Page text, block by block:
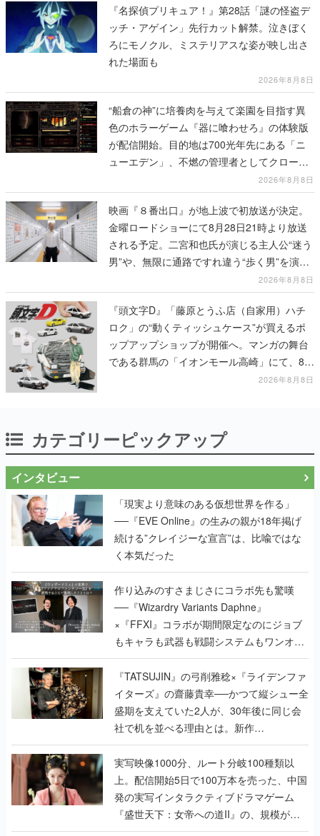
『名探偵プリキュア！』第28話「謎の怪盗デ
ッチ・アゲイン」先行カット解禁。泣きぼく
ろにモノクル、ミステリアスな姿が映し出さ
れた場面も
2026年8月8日
“船倉の神”に培養肉を与えて楽園を目指す異
色のホラーゲーム『器に喰わせろ』の体験版
が配信開始。目的地は700光年先にある「ニ
ューエデン」、不燃の管理者としてクローン
人間を増やし、加工して神に捧げる2026年8月8日
映画『８番出口』が地上波で初放送が決定。
金曜ロードショーにて8月28日21時より放送
される予定。二宮和也氏が演じる主人公“迷う
男”や、無限に通路ですれ違う“歩く男”を演じ
2026年8月8日
『頭文字D』「藤原とうふ店（自家用）ハチ
ロク」の“動くティッシュケース”が買えるポ
ップアップショップが開催へ。マンガの舞台
である群馬の「イオンモール高崎」にて、8月
11日から8月20日までの期間限定で開催予定
2026年8月8日
カテゴリーピックアップ
インタビュー
「現実より意味のある仮想世界を作る」
──『EVE Online』の生みの親が18年掲げ
続ける”クレイジーな宣言”は、比喩ではな
く本気だった
作り込みのすさまじさにコラボ先も驚嘆
──『Wizardry Variants Daphne』
×『FFXI』コラボが期間限定なのにジョブ
もキャラも武器も戦闘システムもワンオフ
で作り込まれた理由を両ディレクターに聞
く
『TATSUJIN』の弓削雅稔×『ライデンファ
イターズ』の齋藤貴幸──かつて縦シュー全
盛期を支えていた2人が、30年後に同じ会
社で机を並べる理由とは。新作
『TATSUJIN EXTREME』で初タッグを組
んだレジェンド2人に訊く開発秘話
実写映像1000分、ルート分岐100種類以
上。配信開始5日で100万本を売った、中国
発の実写インタラクティブドラマゲーム
『盛世天下：女帝への道II』の、規模が違
うこだわりをプロデューサーに聞いた